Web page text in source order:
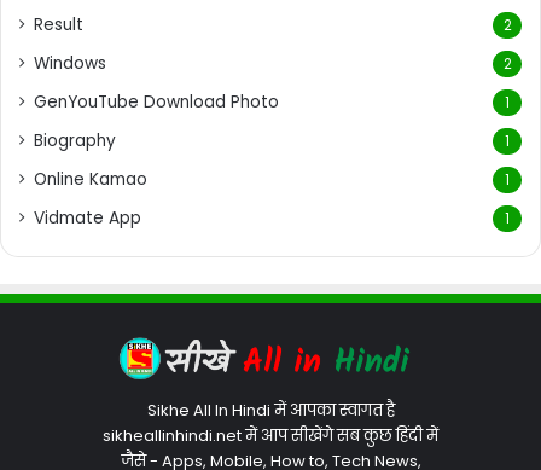
Result 2
Windows 2
GenYouTube Download Photo 1
Biography 1
Online Kamao 1
Vidmate App 1
Sikhe All In Hindi में आपका स्वागत है
sikheallinhindi.net में आप सीखेंगे सब कुछ हिंदी में
जैसे - Apps, Mobile, How to, Tech News,